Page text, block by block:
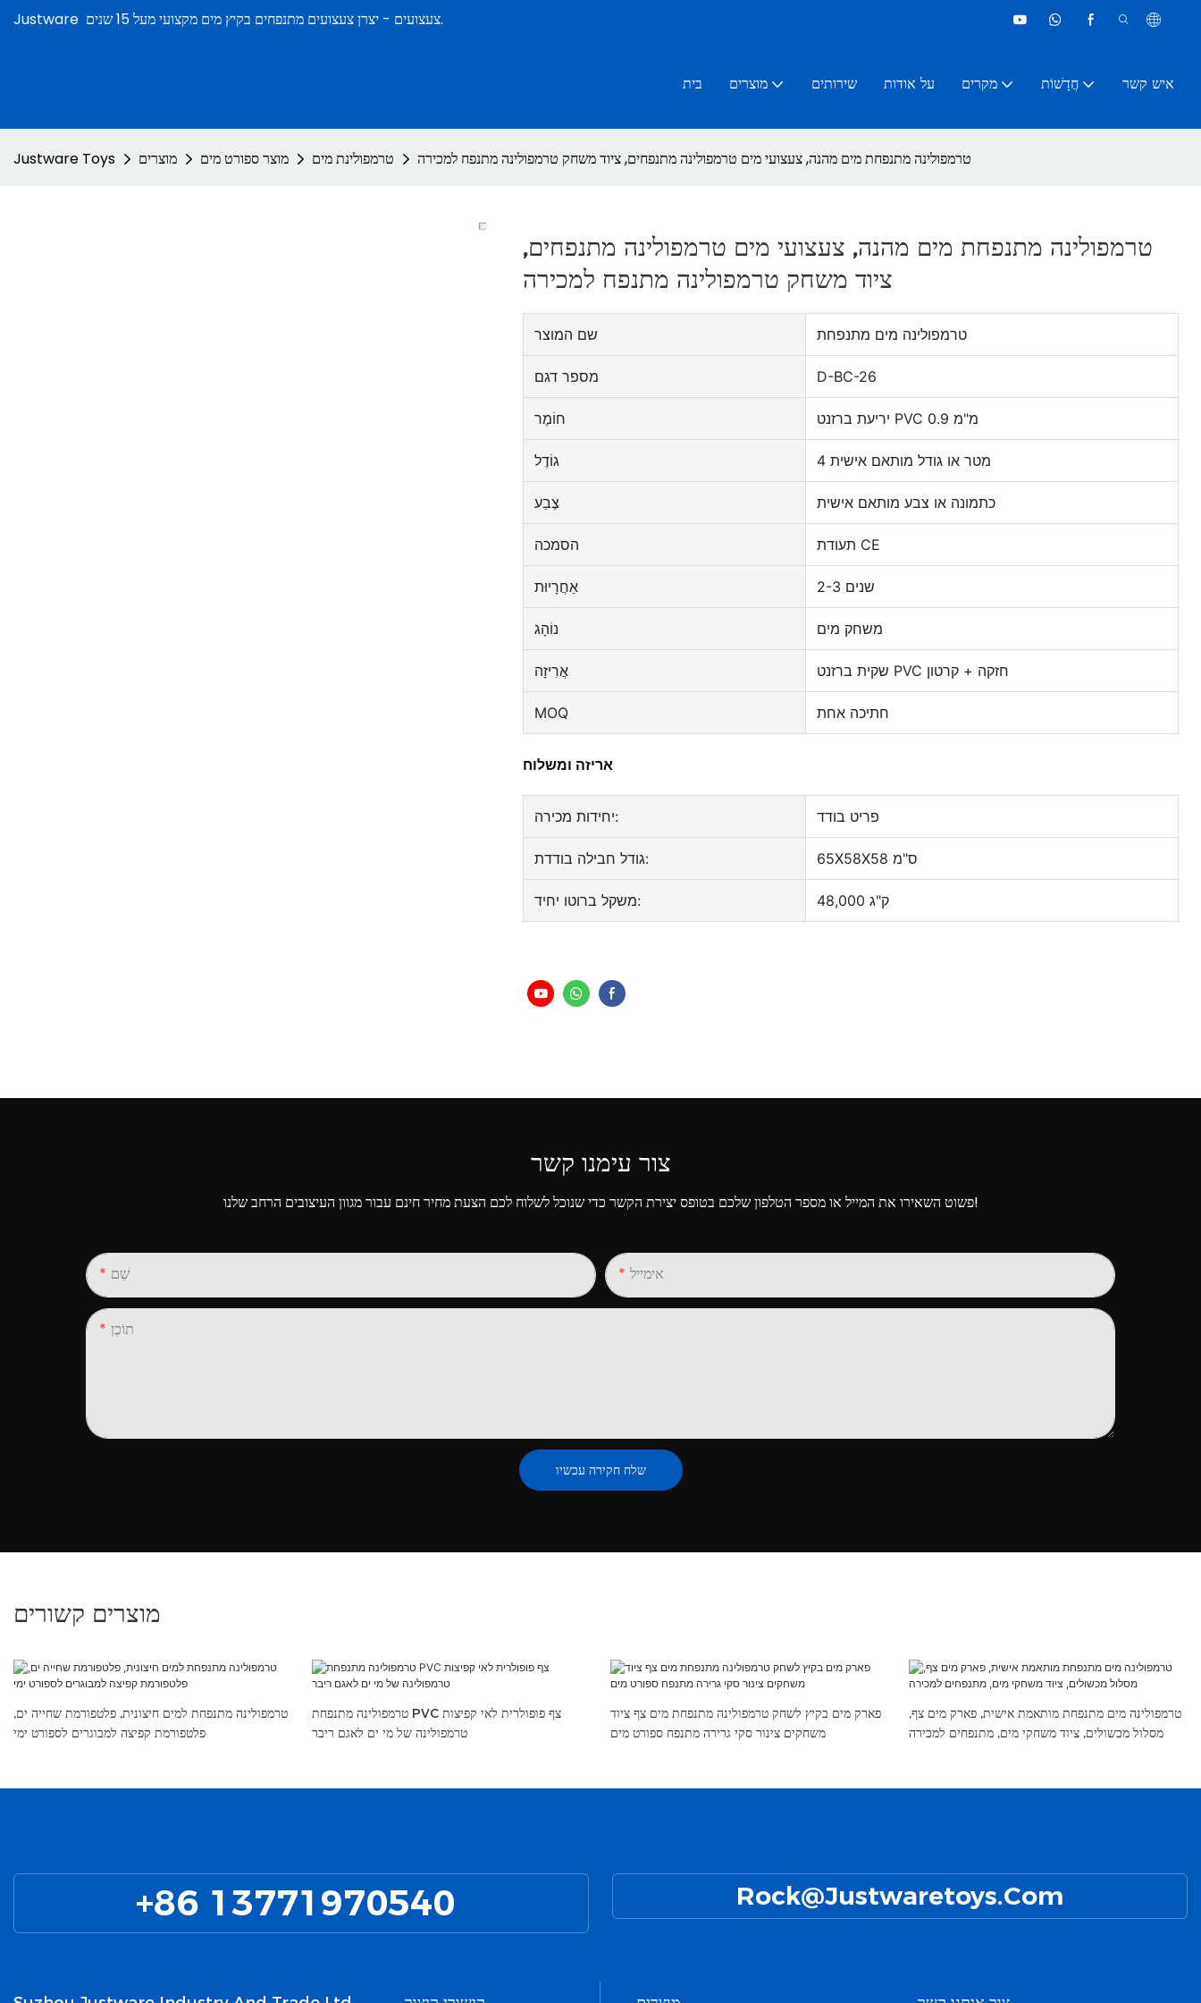
Justware צעצועים -יצרן צעצועים מתנפחים בקיץ מים מקצועי מעל 15 שנים.
בית מוצרים שירותים על אודות מקרים חֲדָשׁוֹת איש קשר
Justware Toys מוצרים מוצר ספורט מים טרמפולינת מים טרמפולינה מתנפחת מים מהנה, צעצועי מים טרמפולינה מתנפחים, ציוד משחק טרמפולינה מתנפח למכירה
טרמפולינה מתנפחת מים מהנה, צעצועי מים טרמפולינה מתנפחים,
ציוד משחק טרמפולינה מתנפח למכירה
שם המוצר טרמפולינה מים מתנפחת
מספר דגם D-BC-26
חוֹמֶר יריעת ברזנט PVC 0.9 מ"מ
גוֹדֶל 4 מטר או גודל מותאם אישית
צֶבַע כתמונה או צבע מותאם אישית
הסמכה תעודת CE
אַחֲרָיוּת 2-3 שנים
נוֹהָג משחק מים
אֲרִיזָה שקית ברזנט PVC חזקה + קרטון
MOQ חתיכה אחת
אריזה ומשלוח
יחידות מכירה: פריט בודד
גודל חבילה בודדת: 65X58X58 ס"מ
משקל ברוטו יחיד: 48,000 ק"ג
צור עימנו קשר
פשוט השאירו את המייל או מספר הטלפון שלכם בטופס יצירת הקשר כדי שנוכל לשלוח לכם הצעת מחיר חינם עבור מגוון העיצובים הרחב שלנו!
שֵׁם אימייל
תוֹכֶן
שלח חקירה עכשיו
מוצרים קשורים
טרמפולינה מתנפחת למים חיצונית, פלטפורמת שחייה ים,
פלטפורמת קפיצה למבוגרים לספורט ימי
טרמפולינה מתנפחת PVC צף פופולרית לאי קפיצות
טרמפולינה של מי ים לאגם ריבר
פארק מים בקיץ לשחק טרמפולינה מתנפחת מים צף ציוד
משחקים צינור סקי גרירה מתנפח ספורט מים
טרמפולינה מים מתנפחת מותאמת אישית, פארק מים צף,
מסלול מכשולים, ציוד משחקי מים, מתנפחים למכירה
+86 13771970540 Rock@Justwaretoys.com